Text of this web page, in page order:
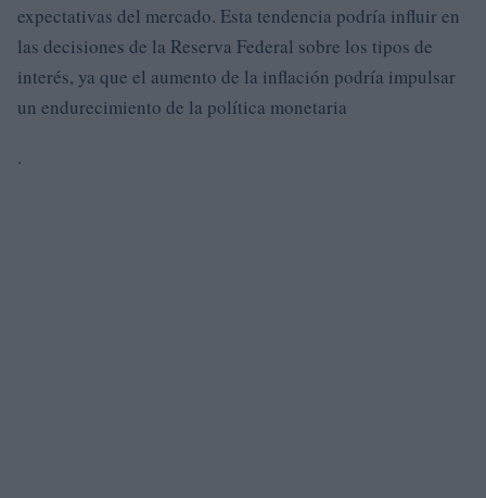
expectativas del mercado. Esta tendencia podría influir en
las decisiones de la Reserva Federal sobre los tipos de
interés, ya que el aumento de la inflación podría impulsar
un endurecimiento de la política monetaria
.